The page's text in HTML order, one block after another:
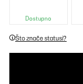
Dostupno
Što znače statusi?